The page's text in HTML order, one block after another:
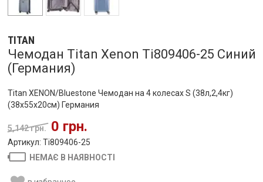
TITAN
Чемодан Titan Xenon Ti809406-25 Синий
(Германия)
Titan XENON/Bluestone Чемодан на 4 колесах S (38л,2,4кг)
(38x55x20см) Германия
5,142 грн. 0 грн.
Артикул: Ti809406-25
НЕМАЄ В НАЯВНОСТІ